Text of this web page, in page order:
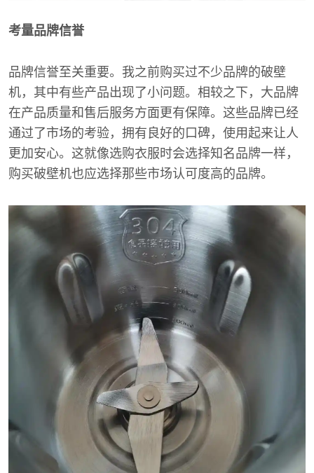
考量品牌信誉
品牌信誉至关重要。我之前购买过不少品牌的破壁
机，其中有些产品出现了小问题。相较之下，大品牌
在产品质量和售后服务方面更有保障。这些品牌已经
通过了市场的考验，拥有良好的口碑，使用起来让人
更加安心。这就像选购衣服时会选择知名品牌一样，
购买破壁机也应选择那些市场认可度高的品牌。